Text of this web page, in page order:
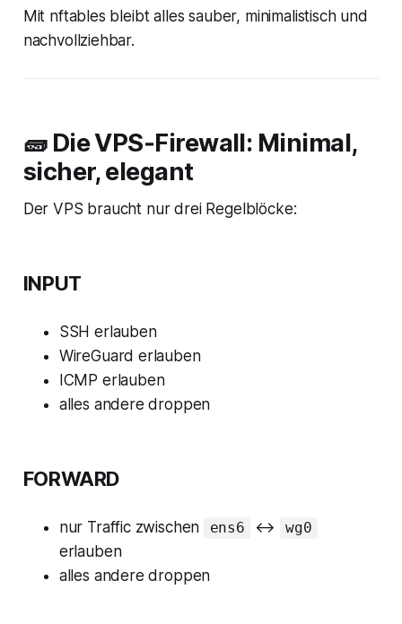
Mit nftables bleibt alles sauber, minimalistisch und
nachvollziehbar.
🧱 Die VPS‑Firewall: Minimal,
sicher, elegant
Der VPS braucht nur drei Regelblöcke:
INPUT
SSH erlauben
WireGuard erlauben
ICMP erlauben
alles andere droppen
FORWARD
nur Traffic zwischen ens6 ↔ wg0
erlauben
alles andere droppen